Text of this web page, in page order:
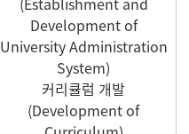
Development of
University Administration
System)
커리큘럼 개발
(Development of